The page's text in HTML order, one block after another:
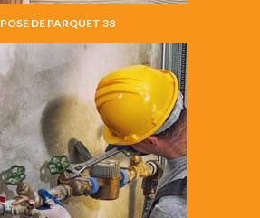
POSE DE PARQUET 38